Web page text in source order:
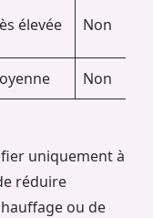
élevée Non
Non
uniquement à
réduire
ou de